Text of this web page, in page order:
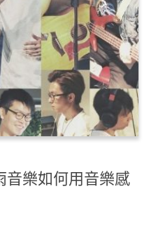
音樂如何用音樂感